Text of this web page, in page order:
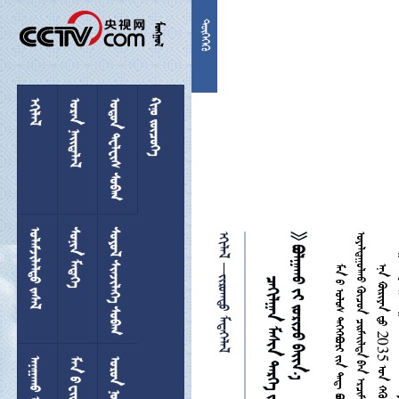


 
 
 
 
  
  
 


  
 
